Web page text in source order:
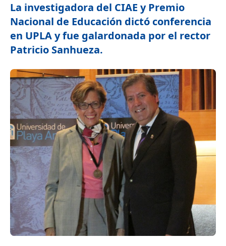
La investigadora del CIAE y Premio
Nacional de Educación dictó conferencia
en UPLA y fue galardonada por el rector
Patricio Sanhueza.